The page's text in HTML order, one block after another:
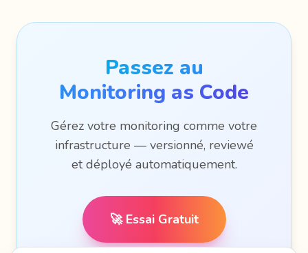
Passez au
Monitoring as Code
Gérez votre monitoring comme votre
infrastructure — versionné, reviewé
et déployé automatiquement.
🚀 Essai Gratuit